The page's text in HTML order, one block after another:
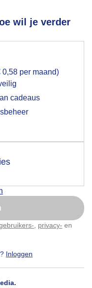
wil je verder
0,58 per maand)
cadeaus
privacy- en
Inloggen
53x bekeken
aub...
voor het
op hebt gegeven,
je browser waarin
popup
later
passen